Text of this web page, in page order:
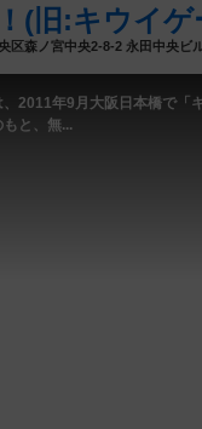
(旧:キウイゲ
区森ノ宮中央2-8-2 永田中央ビ
、2011年9月大阪日本橋で
もと、無...